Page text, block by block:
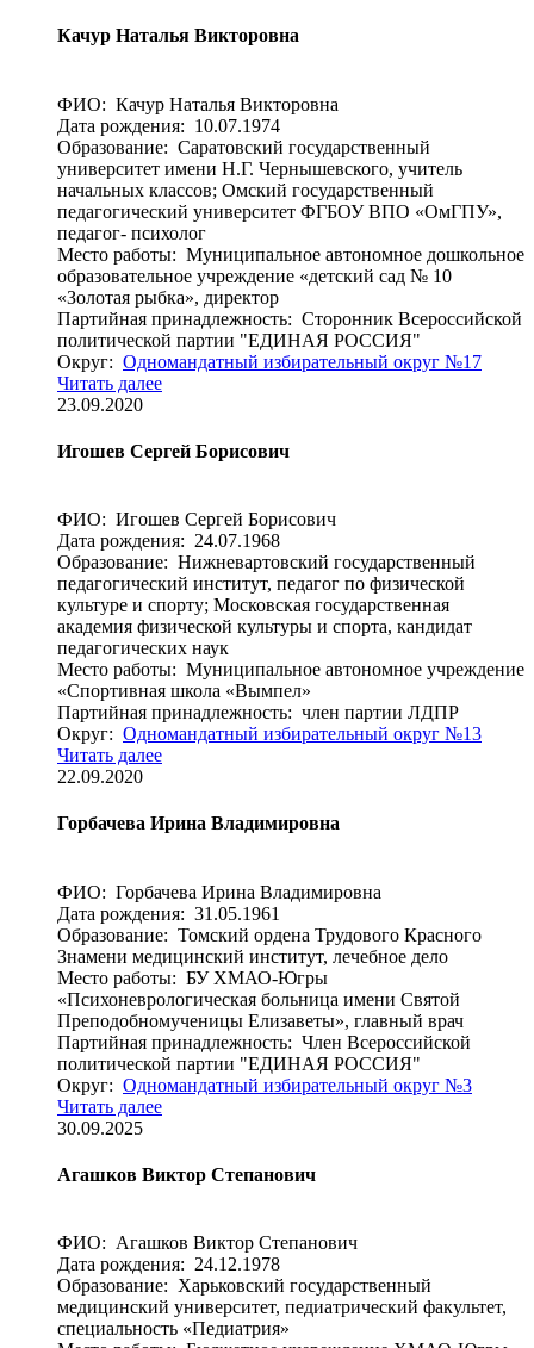
Качур Наталья Викторовна
ФИО: Качур Наталья Викторовна
Дата рождения: 10.07.1974
Образование: Саратовский государственный
университет имени Н.Г. Чернышевского, учитель
начальных классов; Омский государственный
педагогический университет ФГБОУ ВПО «ОмГПУ»,
педагог- психолог
Место работы: Муниципальное автономное дошкольное
образовательное учреждение «детский сад № 10
«Золотая рыбка», директор
Партийная принадлежность: Сторонник Всероссийской
политической партии "ЕДИНАЯ РОССИЯ"
Округ: Одномандатный избирательный округ №17
Читать далее
23.09.2020
Игошев Сергей Борисович
ФИО: Игошев Сергей Борисович
Дата рождения: 24.07.1968
Образование: Нижневартовский государственный
педагогический институт, педагог по физической
культуре и спорту; Московская государственная
академия физической культуры и спорта, кандидат
педагогических наук
Место работы: Муниципальное автономное учреждение
«Спортивная школа «Вымпел»
Партийная принадлежность: член партии ЛДПР
Округ: Одномандатный избирательный округ №13
Читать далее
22.09.2020
Горбачева Ирина Владимировна
ФИО: Горбачева Ирина Владимировна
Дата рождения: 31.05.1961
Образование: Томский ордена Трудового Красного
Знамени медицинский институт, лечебное дело
Место работы: БУ ХМАО-Югры
«Психоневрологическая больница имени Святой
Преподобномученицы Елизаветы», главный врач
Партийная принадлежность: Член Всероссийской
политической партии "ЕДИНАЯ РОССИЯ"
Округ: Одномандатный избирательный округ №3
Читать далее
30.09.2025
Агашков Виктор Степанович
ФИО: Агашков Виктор Степанович
Дата рождения: 24.12.1978
Образование: Харьковский государственный
медицинский университет, педиатрический факультет,
специальность «Педиатрия»